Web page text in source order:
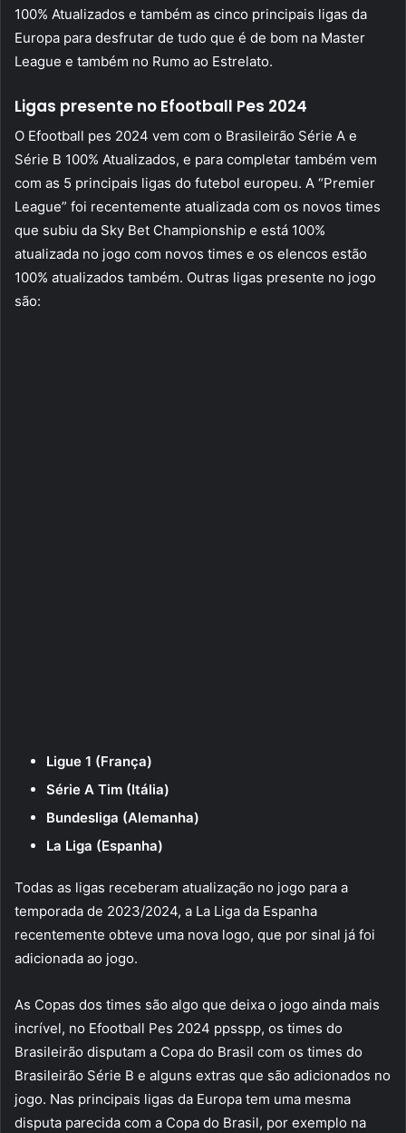
100% Atualizados e também as cinco principais ligas da
Europa para desfrutar de tudo que é de bom na Master
League e também no Rumo ao Estrelato.
Ligas presente no Efootball Pes 2024
O Efootball pes 2024 vem com o Brasileirão Série A e
Série B 100% Atualizados, e para completar também vem
com as 5 principais ligas do futebol europeu. A “Premier
League” foi recentemente atualizada com os novos times
que subiu da Sky Bet Championship e está 100%
atualizada no jogo com novos times e os elencos estão
100% atualizados também. Outras ligas presente no jogo
são:
Ligue 1 (França)
Série A Tim (Itália)
Bundesliga (Alemanha)
La Liga (Espanha)
Todas as ligas receberam atualização no jogo para a
temporada de 2023/2024, a La Liga da Espanha
recentemente obteve uma nova logo, que por sinal já foi
adicionada ao jogo.
As Copas dos times são algo que deixa o jogo ainda mais
incrível, no Efootball Pes 2024 ppsspp, os times do
Brasileirão disputam a Copa do Brasil com os times do
Brasileirão Série B e alguns extras que são adicionados no
jogo. Nas principais ligas da Europa tem uma mesma
disputa parecida com a Copa do Brasil, por exemplo na